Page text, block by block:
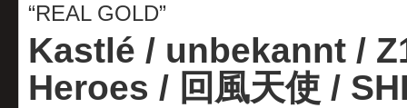
“REAL GOLD”
Kastlé / unbekannt /
Heroes / 回風天使 /